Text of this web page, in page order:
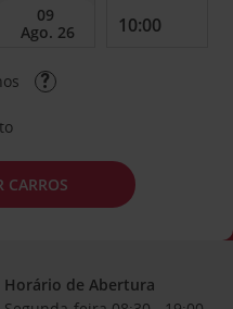
CARROS
Horário de Abertura